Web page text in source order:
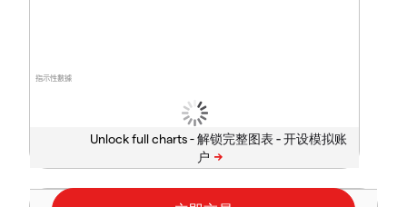
指示性數據
Unlock full charts -